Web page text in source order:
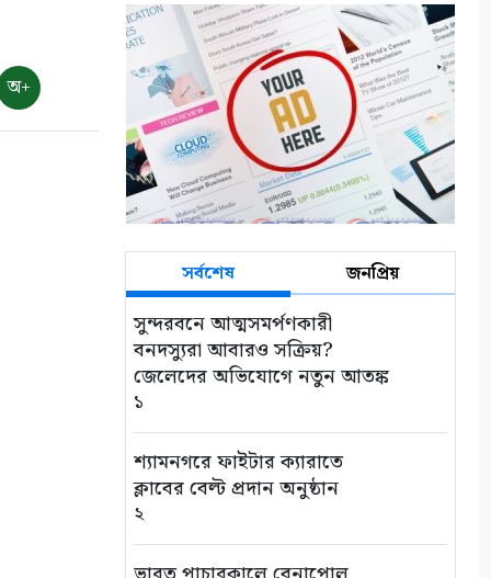
অ+
সর্বশেষ জনপ্রিয়
সুন্দরবনে আত্মসমর্পণকারী
বনদস্যুরা আবারও সক্রিয়?
জেলেদের অভিযোগে নতুন আতঙ্ক
১
শ্যামনগরে ফাইটার ক্যারাতে
ক্লাবের বেল্ট প্রদান অনুষ্ঠান
২